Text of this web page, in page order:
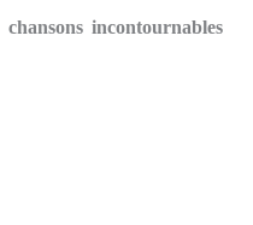
chansons incontournables